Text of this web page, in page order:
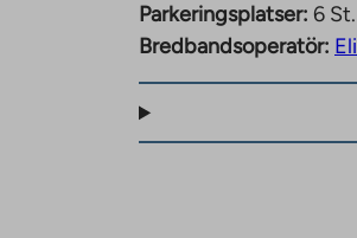
Parkeringsplatser: 6 St.
Bredbandsoperatör: